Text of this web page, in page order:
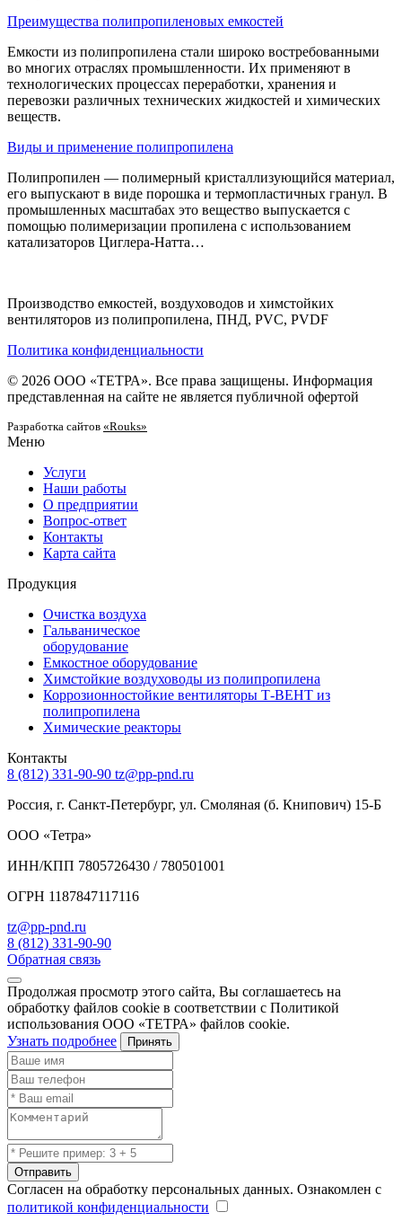
Преимущества полипропиленовых емкостей
Емкости из полипропилена стали широко востребованными
во многих отраслях промышленности. Их применяют в
технологических процессах переработки, хранения и
перевозки различных технических жидкостей и химических
веществ.
Виды и применение полипропилена
Полипропилен — полимерный кристаллизующийся материал,
его выпускают в виде порошка и термопластичных гранул. В
промышленных масштабах это вещество выпускается с
помощью полимеризации пропилена с использованием
катализаторов Циглера-Натта…
Производство емкостей, воздуховодов и химстойких
вентиляторов из полипропилена, ПНД, PVC, PVDF
Политика конфиденциальности
© 2026 ООО «ТЕТРА». Все права защищены. Информация
представленная на сайте не является публичной офертой
Разработка сайтов «Rouks»
Меню
Услуги
Наши работы
О предприятии
Вопрос-ответ
Контакты
Карта сайта
Продукция
Очистка воздуха
Гальваническое
оборудование
Емкостное оборудование
Химстойкие воздуховоды из полипропилена
Коррозионностойкие вентиляторы Т-ВЕНТ из
полипропилена
Химические реакторы
Контакты
8 (812) 331-90-90 tz@pp-pnd.ru
Россия, г. Санкт-Петербург, ул. Смоляная (б. Книпович) 15-Б
ООО «Тетра»
ИНН/КПП 7805726430 / 780501001
ОГРН 1187847117116
tz@pp-pnd.ru
8 (812) 331-90-90
Обратная связь
Продолжая просмотр этого сайта, Вы соглашаетесь на
обработку файлов cookie в соответствии с Политикой
использования ООО «ТЕТРА» файлов cookie.
Узнать подробнее
Принять
Отправить
Согласен на обработку персональных данных. Ознакомлен с
политикой конфиденциальности